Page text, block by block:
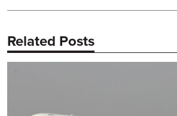
Related Posts